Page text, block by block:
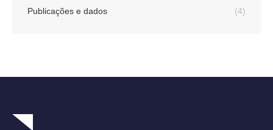
Publicações e dados (4)